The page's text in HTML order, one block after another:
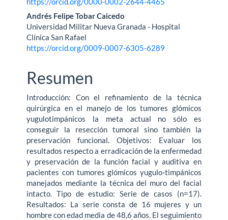
Andrés Felipe Tobar Caicedo
Universidad Militar Nueva Granada - Hospital
Clínica San Rafael
https://orcid.org/0009-0007-6305-6289
Resumen
Introducción: Con el refinamiento de la técnica
quirúrgica en el manejo de los tumores glómicos
yugulotimpánicos la meta actual no sólo es
conseguir la resección tumoral sino también la
preservación funcional. Objetivos: Evaluar los
resultados respecto a erradicación de la enfermedad
y preservación de la función facial y auditiva en
pacientes con tumores glómicos yugulo-timpánicos
manejados mediante la técnica del muro del facial
intacto. Tipo de estudio: Serie de casos (n=17).
Resultados: La serie consta de 16 mujeres y un
hombre con edad media de 48,6 años. El seguimiento